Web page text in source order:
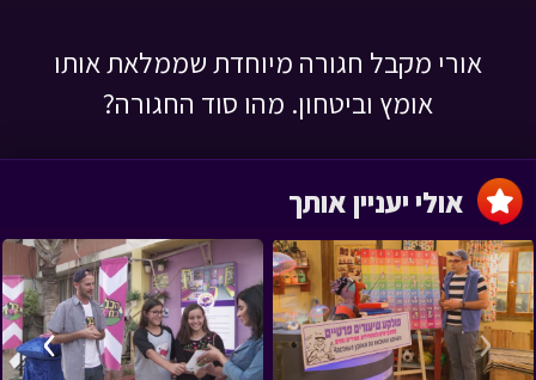
אורי מקבל חגורה מיוחדת שממלאת אותו
אומץ וביטחון. מהו סוד החגורה?
‹
›